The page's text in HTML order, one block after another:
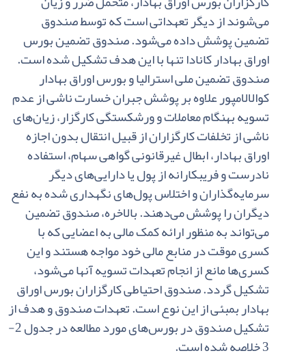
می‌شوند از دیگر تعهداتی‌ است‌ که‌ توسط صندوق‌
تضمین‌ پوشش‌ داده‌ می‌شود. صندوق‌ تضمین‌ بورس‌
اوراق‌ بهادار کانادا تنها با این‌ هدف‌ تشکیل ‌شده‌ است‌.
صندوق‌ تضمین‌ ملی‌ استرالیا و بورس‌ اوراق‌ بهادار
کوالالامپور علاوه‌ بر پوشش‌ جبران‌ خسارت ‌ناشی‌ از عدم‌
تسویه‌ بهنگام‌ معاملات‌ و ورشکستگی‌ کارگزار، زیان‌های‌
ناشی‌ از تخلفات‌ کارگزاران‌ از قبیل ‌انتقال‌ بدون‌ اجازه‌
اوراق‌ بهادار، ابطال‌ غیرقانونی‌ گواهی‌ سهام‌، استفاده‌
نادرست‌ و فریبکارانه‌ از پول‌ یا دارایی‌های‌ دیگر
سرمایه‌گذاران‌ و اختلاس‌ پول‌های‌ نگهداری‌ شده‌ به‌ نفع‌
دیگران‌ را پوشش‌ می‌دهند. بالاخره‌، صندوق‌ تضمین‌
می‌تواند به‌ منظور ارائه‌ کمک‌ مالی‌ به‌ اعضایی‌ که‌ با
کسری‌ موقت‌ در منابع‌ مالی‌ خود مواجه‌ هستند و این‌
کسری‌ها مانع‌ از انجام‌ تعهدات‌ تسویه‌ آنها می‌شود،
تشکیل‌ گردد. صندوق ‌احتیاطی‌ کارگزاران‌ بورس‌ اوراق‌
بهادار بمبئی‌ از این‌ نوع‌ است‌. تعهدات‌ صندوق‌ و هدف‌ از
تشکیل ‌صندوق‌ در بورس‌های‌ مورد مطالعه در جدول‌ 2-
3خلاصه‌ شده‌ است‌.